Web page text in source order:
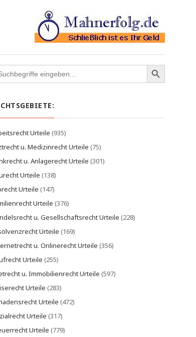
Urteile (935)
u. Medizinrecht Urteile (75)
u. Anlagerecht Urteile (301)
Urteile (138)
Urteile (147)
Urteile (376)
u. Gesellschaftsrecht Urteile (228)
Urteile (169)
u. Onlinerecht Urteile (356)
Urteile (255)
u. Immobilienrecht Urteile (597)
Urteile (283)
Urteile (472)
Urteile (317)
Urteile (779)